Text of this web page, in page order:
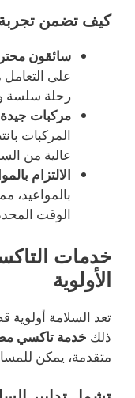
كيف تضمن
سائقون
على
رحلة سلسة
مركبات جيدة
المركبات
عالية من
الالتزام
الوقت
خدمات
الأولوية
تعد السلامة
ذلك خدمة تاكسي
متقدمة، يمكن